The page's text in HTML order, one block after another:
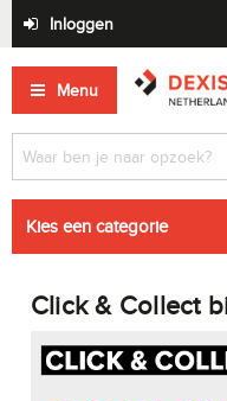
Inloggen
Menu
Kies een categorie
Click & Collect